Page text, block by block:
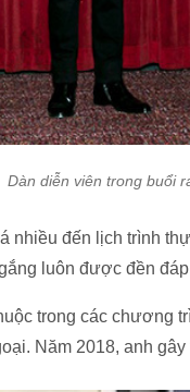
Dàn diễn viên trong buổi
nhiều đến lịch trình
luôn được đền
trong các chương
Năm 2018, anh